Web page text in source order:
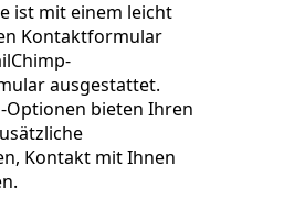
ist mit einem leicht
Kontaktformular
ausgestattet.
Optionen bieten Ihren
Kontakt mit Ihnen